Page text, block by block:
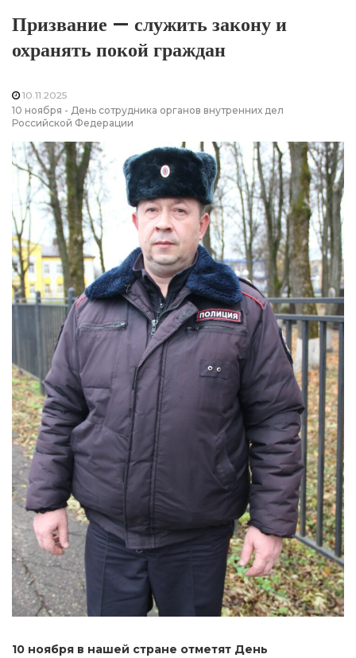
Призвание — служить закону и
охранять покой граждан
10.11.2025
10 ноября - День сотрудника органов внутренних дел
Российской Федерации
10 ноября в нашей стране отметят День